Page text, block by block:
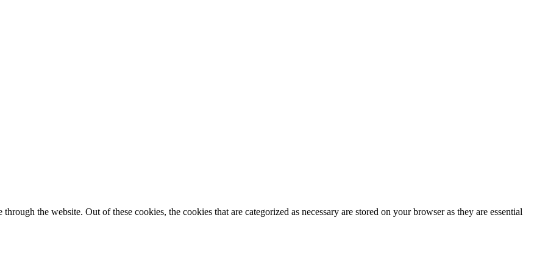
the website. Out of these cookies, the cookies that are categorized as necessary are stored on your browser as they are essential